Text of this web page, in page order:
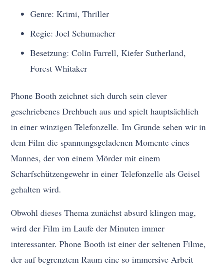
Genre: Krimi, Thriller
Regie: Joel Schumacher
Besetzung: Colin Farrell, Kiefer Sutherland,
Forest Whitaker
Phone Booth zeichnet sich durch sein clever
geschriebenes Drehbuch aus und spielt hauptsächlich
in einer winzigen Telefonzelle. Im Grunde sehen wir in
dem Film die spannungsgeladenen Momente eines
Mannes, der von einem Mörder mit einem
Scharfschützengewehr in einer Telefonzelle als Geisel
gehalten wird.
Obwohl dieses Thema zunächst absurd klingen mag,
wird der Film im Laufe der Minuten immer
interessanter. Phone Booth ist einer der seltenen Filme,
der auf begrenztem Raum eine so immersive Arbeit